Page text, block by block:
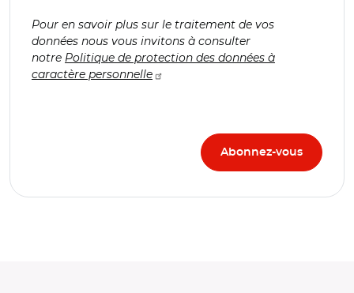
Pour en savoir plus sur le traitement de vos
données nous vous invitons à consulter
notre Politique de protection des données à
caractère personnelle